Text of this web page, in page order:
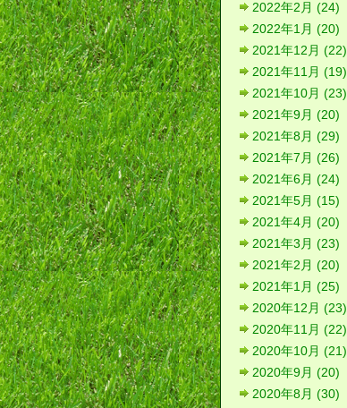
2022年2月 (24)
2022年1月 (20)
2021年12月 (22)
2021年11月 (19)
2021年10月 (23)
2021年9月 (20)
2021年8月 (29)
2021年7月 (26)
2021年6月 (24)
2021年5月 (15)
2021年4月 (20)
2021年3月 (23)
2021年2月 (20)
2021年1月 (25)
2020年12月 (23)
2020年11月 (22)
2020年10月 (21)
2020年9月 (20)
2020年8月 (30)